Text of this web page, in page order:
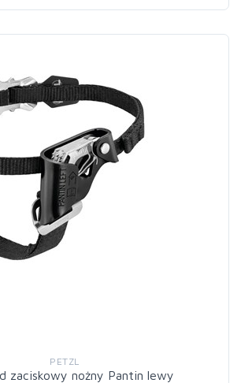
PETZL
zaciskowy nożny Pantin lewy